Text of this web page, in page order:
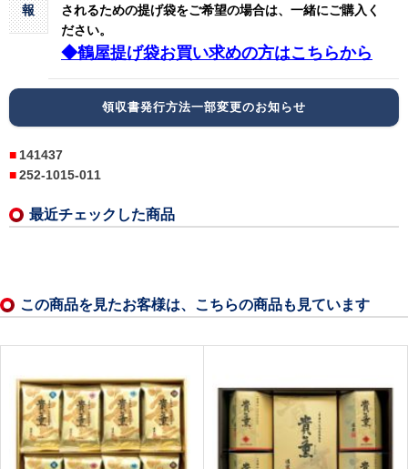
報
されるための提げ袋をご希望の場合は、一緒にご購入く
ださい。
◆鶴屋提げ袋お買い求めの方はこちらから
領収書発行方法一部変更のお知らせ
141437
252-1015-011
最近チェックした商品
この商品を見たお客様は、こちらの商品も見ています